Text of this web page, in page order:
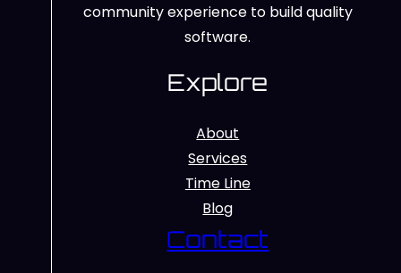
community experience to build quality
software.
Explore
About
Services
Time Line
Blog
Contact